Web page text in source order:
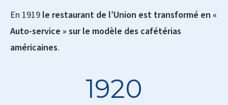
En 1919 le restaurant de l’Union est transformé en «
Auto-service » sur le modèle des cafétérias
américaines.
1920